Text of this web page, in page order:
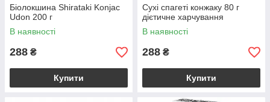
Біолокшина Shirataki Konjac
Udon 200 г
В наявності
288 ₴
Купити
Сухі спагеті конжаку 80 г
дієтичне харчування
В наявності
288 ₴
Купити